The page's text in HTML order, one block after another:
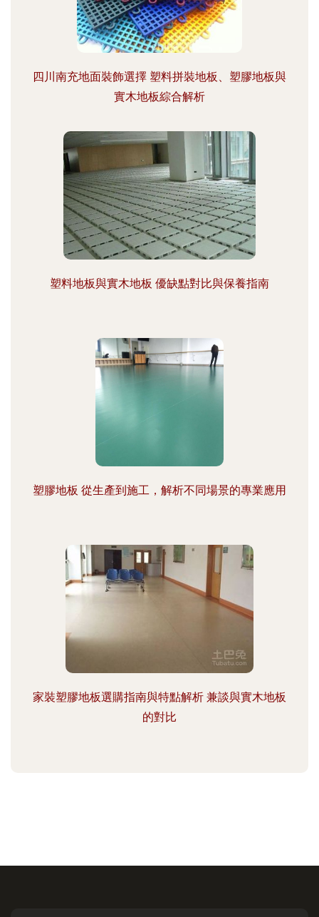
四川南充地面裝飾選擇 塑料拼裝地板、塑膠地板與
實木地板綜合解析
塑料地板與實木地板 優缺點對比與保養指南
塑膠地板 從生產到施工，解析不同場景的專業應用
家裝塑膠地板選購指南與特點解析 兼談與實木地板
的對比